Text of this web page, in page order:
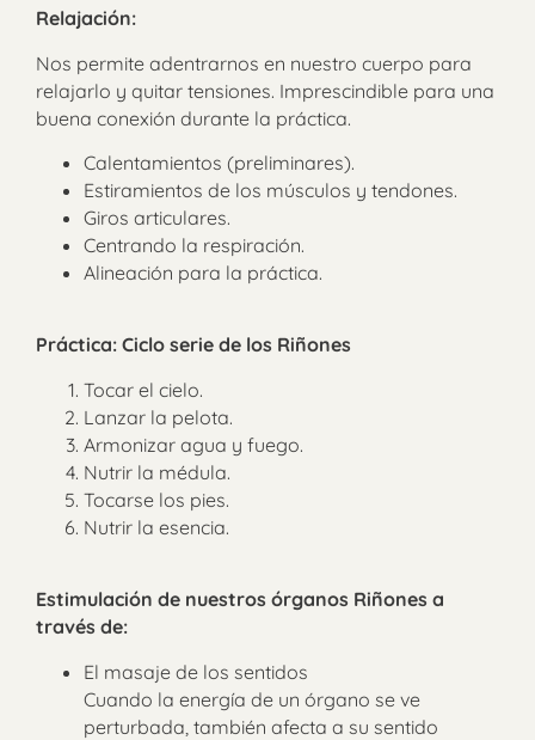
Relajación:
Nos permite adentrarnos en nuestro cuerpo para
relajarlo y quitar tensiones. Imprescindible para una
buena conexión durante la práctica.
Calentamientos (preliminares).
Estiramientos de los músculos y tendones.
Giros articulares.
Centrando la respiración.
Alineación para la práctica.
Práctica: Ciclo serie de los Riñones
Tocar el cielo.
Lanzar la pelota.
Armonizar agua y fuego.
Nutrir la médula.
Tocarse los pies.
Nutrir la esencia.
Estimulación de nuestros órganos Riñones a
través de:
El masaje de los sentidos
Cuando la energía de un órgano se ve
perturbada, también afecta a su sentido